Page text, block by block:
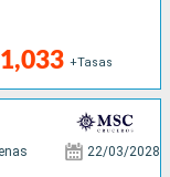
+Tasas
22/03/2028